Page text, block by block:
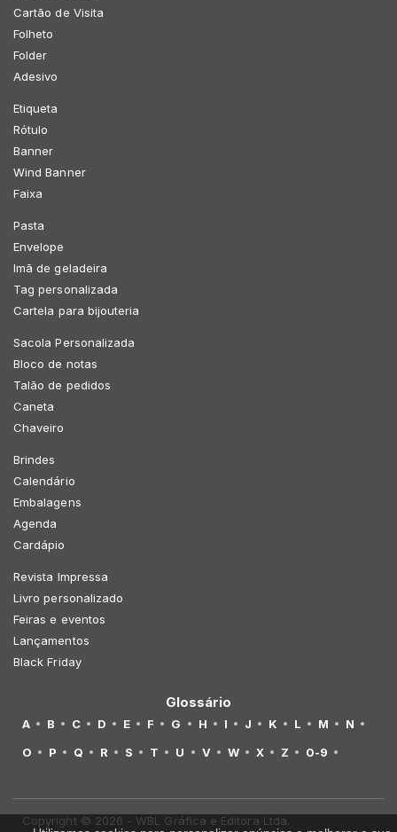
Cartão de Visita
Folheto
Folder
Adesivo
Etiqueta
Rótulo
Banner
Wind Banner
Faixa
Pasta
Envelope
Imã de geladeira
Tag personalizada
Cartela para bijouteria
Sacola Personalizada
Bloco de notas
Talão de pedidos
Caneta
Chaveiro
Brindes
Calendário
Embalagens
Agenda
Cardápio
Revista Impressa
Livro personalizado
Feiras e eventos
Lançamentos
Black Friday
Glossário
A B C D E F G H I J K L M
N
O
P Q R S T U V W X Z 0-9
Copyright © 2026 - WBL Gráfica e Editora Ltda.